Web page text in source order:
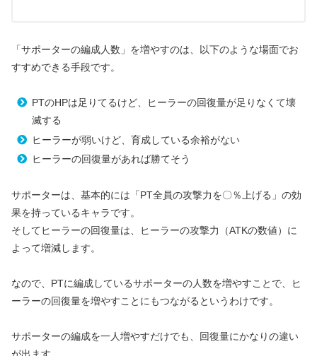
「サポーターの編成人数」を増やすのは、以下のような場面でお
すすめできる手段です。
PTのHPは足りてるけど、ヒーラーの回復量が足りなくて壊
滅する
ヒーラーが弱いけど、育成している余裕がない
ヒーラーの回復量があれば勝てそう
サポーターは、基本的には「PT全員の攻撃力を〇％上げる」の効
果を持っているキャラです。
そしてヒーラーの回復量は、ヒーラーの攻撃力（ATKの数値）に
よって増減します。
なので、PTに編成しているサポーターの人数を増やすことで、ヒ
ーラーの回復量を増やすことにもつながるというわけです。
サポーターの編成を一人増やすだけでも、回復量にかなりの違い